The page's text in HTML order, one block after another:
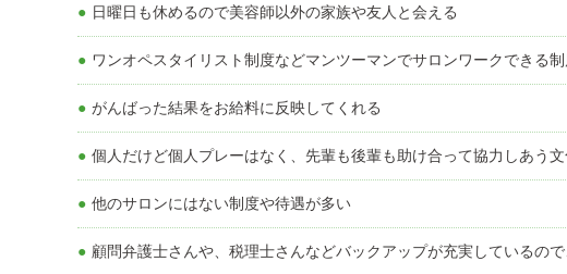
●日曜日も休めるので美容師以外の家族や友人と会える
●ワンオペスタイリスト制度などマンツーマンでサロンワークできる
●がんばった結果をお給料に反映してくれる
●個人だけど個人プレーはなく、先輩も後輩も助け合って協力しあう
●他のサロンにはない制度や待遇が多い
●顧問弁護士さんや、税理士さんなどバックアップが充実しているの